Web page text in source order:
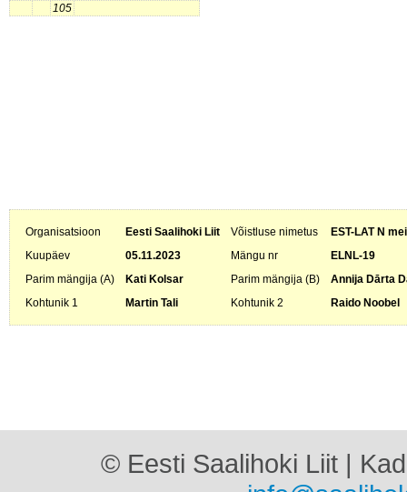
105
Organisatsioon Eesti Saalihoki Liit Võistluse nimetus
EST-LAT N
Kuupäev
05.11.2023 Mängu nr
ELNL-19
Parim mängija (A)
Kati Kolsar Parim mängija (B)
Annija Dārta
Kohtunik 1
Martin Tali Kohtunik 2 Raido Noobel
© Eesti Saalihoki Liit |